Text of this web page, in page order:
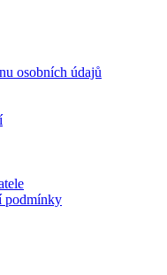
osobních údajů
podmínky